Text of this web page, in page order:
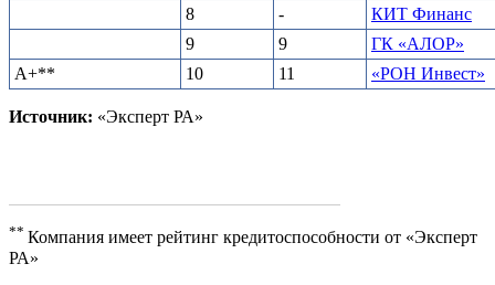
8
-
КИТ Финанс
9
9
ГК «АЛОР»
A+**
10 11 «РОН Инвест»
Источник: «Эксперт РА»
** Компания имеет рейтинг кредитоспособности от «Эксперт
РА»